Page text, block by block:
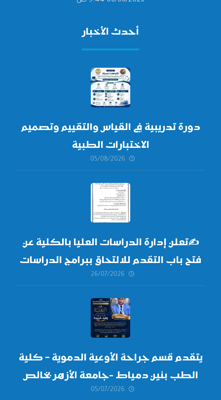
أحدث الأخبار
دورة تدريبية في القياس والتقييم وتصميم
الاختبارات الطبية
05/08/2026
✍تعلن إدارة الدراسات العليا بالكلية عن
فتح باب التقدم للالتحاق ببرامج الدراسات
العليا لدورة
أكتوبر 2026،
26/07/2026
يتقدم قسم جراحة الأوعية الدموية – كلية
الطب بنين دمياط -جامعة الأزهر بخالص
التهنئة وأصدق الأمنيات إلى الأستاذ
05/07/2026